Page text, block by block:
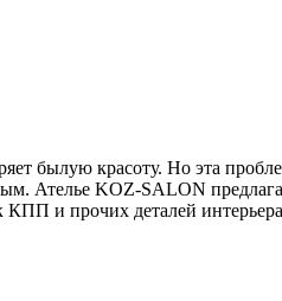
былую красоту. Но эта
Ателье KOZ-SALON
КПП и прочих деталей